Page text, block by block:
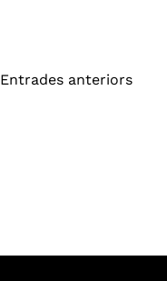
Entrades anteriors